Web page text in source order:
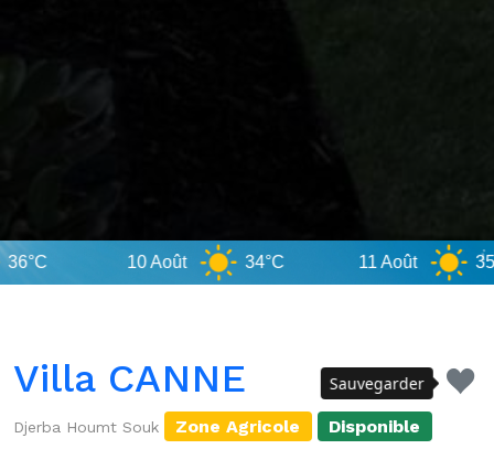
10 Août 34°C 11 Août 35°C
Villa CANNE
Djerba Houmt Souk Zone Agricole Disponible
Sauvegarder